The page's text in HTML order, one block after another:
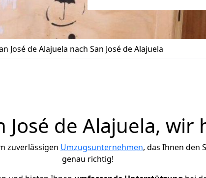
José de Alajuela nach San José de Alajuela
José de Alajuela,
zuverlässigen Umzugsunternehmen, das Ihnen den
genau richtig!